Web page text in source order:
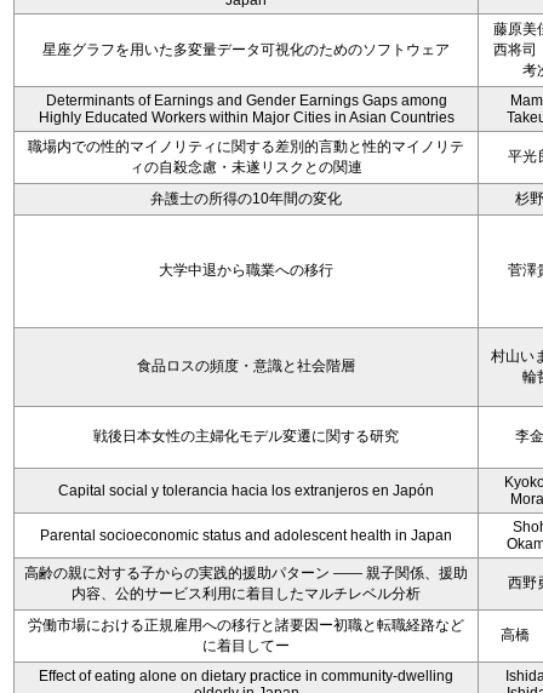
星座グラフを用いた多変量データ可視化のためのソフトウェア
藤原美
西将司
考
Determinants of Earnings and Gender Earnings Gaps among
Highly Educated Workers within Major Cities in Asian Countries
職場内での性的マイノリティに関する差別的言動と性的マイノリテ
ィの自殺念慮・未遂リスクとの関連
平光
弁護士の所得の10年間の変化 杉
大学中退から職業への移行 菅澤
食品ロスの頻度・意識と社会階層
村山い
輪
戦後日本女性の主婦化モデル変遷に関する研究 李
Capital social y tolerancia hacia los extranjeros en Japón
Parental socioeconomic status and adolescent health in Japan
高齢の親に対する子からの実践的援助パターン ―― 親子関係、援助
内容、公的サービス利用に着目したマルチレベル分析
西野
労働市場における正規雇用への移行と諸要因ー初職と転職経路など
に着目してー
高橋
Effect of eating alone on dietary practice in community-dwelling